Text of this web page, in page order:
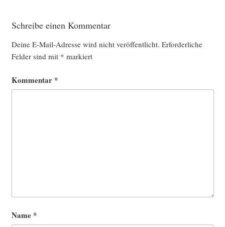
Schreibe einen Kommentar
Deine E-Mail-Adresse wird nicht veröffentlicht. Erforderliche
Felder sind mit * markiert
Kommentar *
Name *